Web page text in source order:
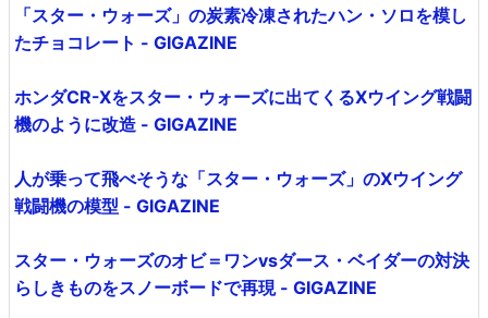
「スター・ウォーズ」の炭素冷凍されたハン・ソロを模し
たチョコレート - GIGAZINE
ホンダCR-Xをスター・ウォーズに出てくるXウイング戦闘
機のように改造 - GIGAZINE
人が乗って飛べそうな「スター・ウォーズ」のXウイング
戦闘機の模型 - GIGAZINE
スター・ウォーズのオビ＝ワンvsダース・ベイダーの対決
らしきものをスノーボードで再現 - GIGAZINE